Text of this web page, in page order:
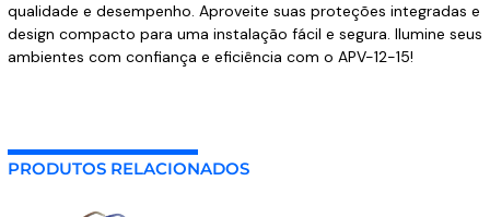
qualidade e desempenho. Aproveite suas proteções integradas e
design compacto para uma instalação fácil e segura. Ilumine seus
ambientes com confiança e eficiência com o APV-12-15!
PRODUTOS RELACIONADOS